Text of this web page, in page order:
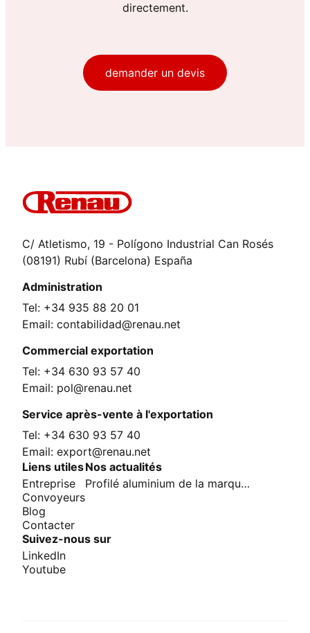
directement.
demander un devis
C/ Atletismo, 19 - Polígono Industrial Can Rosés
(08191) Rubí (Barcelona) España
Administration
Tel: +34 935 88 20 01
Email: contabilidad@renau.net
Commercial exportation
Tel: +34 630 93 57 40
Email: pol@renau.net
Service après-vente à l'exportation
Tel: +34 630 93 57 40
Email: export@renau.net
Liens utiles
Entreprise
Convoyeurs
Blog
Contacter
Nos actualités
Profilé aluminium de la marque Renau
Suivez-nous sur
LinkedIn
Youtube